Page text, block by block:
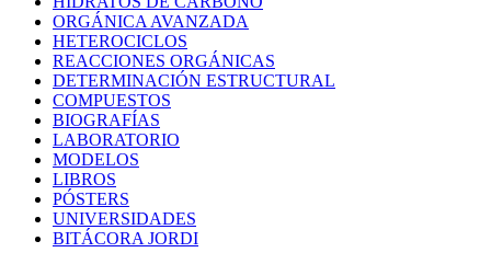
ORGÁNICA AVANZADA
HETEROCICLOS
REACCIONES ORGÁNICAS
DETERMINACIÓN ESTRUCTURAL
COMPUESTOS
BIOGRAFÍAS
LABORATORIO
MODELOS
LIBROS
PÓSTERS
UNIVERSIDADES
BITÁCORA JORDI